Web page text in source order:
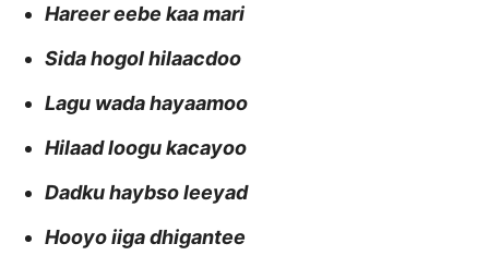
Hareer eebe kaa mari
Sida hogol hilaacdoo
Lagu wada hayaamoo
Hilaad loogu kacayoo
Dadku haybso leeyad
Hooyo iiga dhigantee